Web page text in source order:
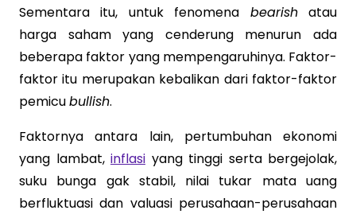
Sementara itu, untuk fenomena bearishatau
harga saham yang cenderung menurun ada
beberapa faktor yang mempengaruhinya. Faktor-
faktor itu merupakan kebalikan dari faktor-faktor
pemicubullish.
Faktornya antara lain, pertumbuhan ekonomi
yang lambat, inflasi yang tinggi serta bergejolak,
suku bunga gak stabil, nilai tukar mata uang
berfluktuasi dan valuasi perusahaan-perusahaan